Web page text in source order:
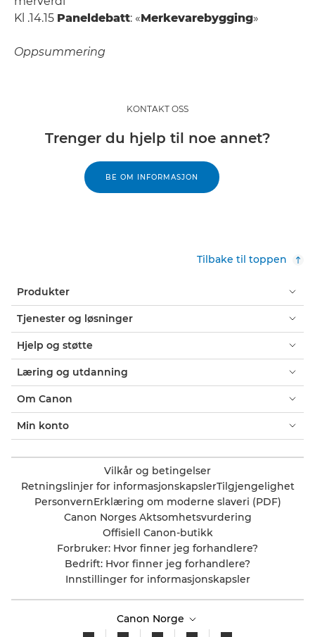
Kl .14.15 Paneldebatt: «Merkevarebygging»​
Oppsummering
KONTAKT OSS
Trenger du hjelp til noe annet?
BE OM INFORMASJON
Tilbake til toppen
Produkter
Tjenester og løsninger
Hjelp og støtte
Læring og utdanning
Om Canon
Min konto
Vilkår og betingelser
Retningslinjer for informasjonskapslerTilgjengelighet
PersonvernErklæring om moderne slaveri (PDF)
Canon Norges Aktsomhetsvurdering
Offisiell Canon-butikk
Forbruker: Hvor finner jeg forhandlere?
Bedrift: Hvor finner jeg forhandlere?
Innstillinger for informasjonskapsler
Canon Norge